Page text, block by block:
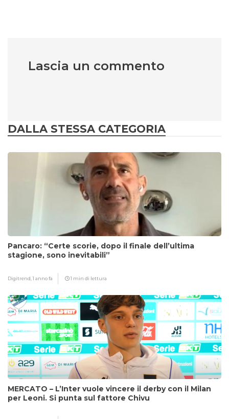
Lascia un commento
DALLA STESSA CATEGORIA
Pancaro: “Certe scorie, dopo il finale dell’ultima
stagione, sono inevitabili”
Digitrend,1 anno fa 1 min di lettura
MERCATO – L’Inter vuole vincere il derby con il Milan
per Leoni. Si punta sul fattore Chivu